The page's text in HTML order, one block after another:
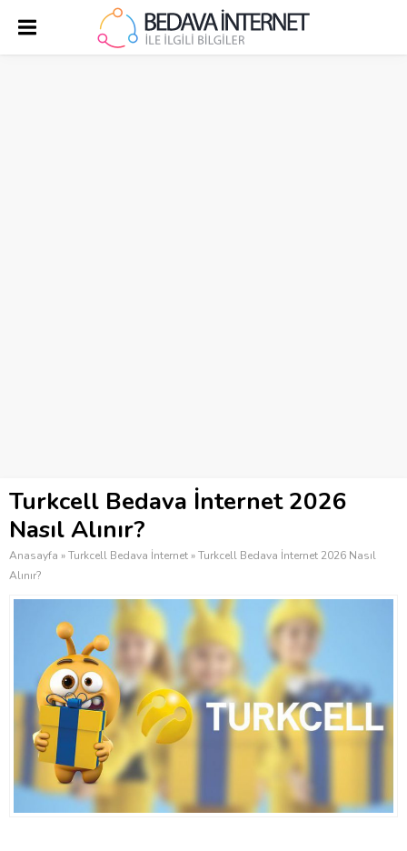
Turkcell Bedava İnternet 2026
Nasıl Alınır?
Anasayfa »Turkcell Bedava İnternet»Turkcell Bedava İnternet 2026 Nasıl
Alınır?